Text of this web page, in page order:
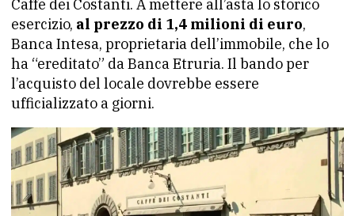
Caffe dei Costanti. A mettere all’asta lo storico
esercizio, al prezzo di 1,4 milioni di euro,
Banca Intesa, proprietaria dell’immobile, che lo
ha “ereditato” da Banca Etruria. Il bando per
l’acquisto del locale dovrebbe essere
ufficializzato a giorni.